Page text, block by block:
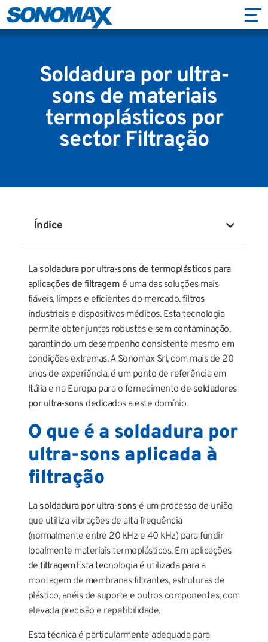
Soldadura por ultra-
sons de materiais
termoplásticos por
sector Filtração
Índice
La soldadura por ultra-sons de termoplásticos para
aplicações de filtragem é uma das soluções mais
fiáveis, limpas e eficientes do mercado.filtros
industriais e dispositivos médicos. Esta tecnologia
permite obter juntas robustas e sem contaminação,
garantindo um desempenho consistente mesmo em
condições extremas. A Sonomax Srl, com mais de 20
anos de experiência, é um ponto de referência em
Itália e na Europa para o fornecimento de soldadores
por ultra-sons dedicados a este domínio.
O que é a soldadura por
ultra-sons aplicada à
filtração
La soldadura por ultra-sons é um processo de união
que utiliza vibrações de alta frequência
(normalmente entre 20 kHz e 40 kHz) para fundir
localmente materiais termoplásticos. Em aplicações
defiltragemEsta tecnologia é utilizada para a
montagem de membranas filtrantes, estruturas de
plástico, anéis de suporte e outros componentes, com
elevada precisão e repetibilidade.
Esta técnica é particularmente adequada para